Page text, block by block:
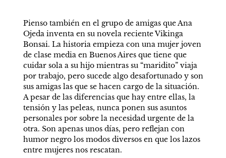
Pienso también en el grupo de amigas que Ana
Ojeda inventa en su novela reciente Vikinga
Bonsai. La historia empieza con una mujer joven
de clase media en Buenos Aires que tiene que
cuidar sola a su hijo mientras su “maridito” viaja
por trabajo, pero sucede algo desafortunado y son
sus amigas las que se hacen cargo de la situación.
A pesar de las diferencias que hay entre ellas, la
tensión y las peleas, nunca ponen sus asuntos
personales por sobre la necesidad urgente de la
otra. Son apenas unos días, pero reflejan con
humor negro los modos diversos en que los lazos
entre mujeres nos rescatan.